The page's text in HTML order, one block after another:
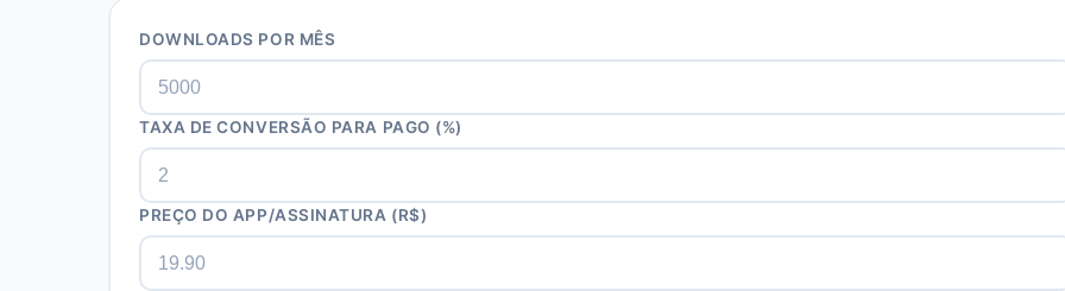
DOWNLOADS POR MÊS
TAXA DE CONVERSÃO PARA PAGO (%)
PREÇO DO APP/ASSINATURA (R$)